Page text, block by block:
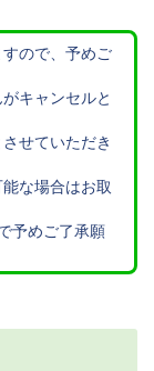
ので、予めご
キャンセルと
せていただき
な場合はお取
予めご了承願